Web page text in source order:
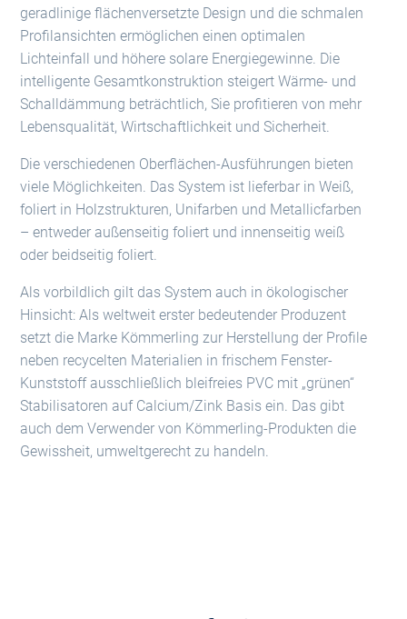
geradlinige flächenversetzte Design und die schmalen
Profilansichten ermöglichen einen optimalen
Lichteinfall und höhere solare Energiegewinne. Die
intelligente Gesamtkonstruktion steigert Wärme- und
Schalldämmung beträchtlich, Sie profitieren von mehr
Lebensqualität, Wirtschaftlichkeit und Sicherheit.
Die verschiedenen Oberflächen-Ausführungen bieten
viele Möglichkeiten. Das System ist lieferbar in Weiß,
foliert in Holzstrukturen, Unifarben und Metallicfarben
– entweder außenseitig foliert und innenseitig weiß
oder beidseitig foliert.
Als vorbildlich gilt das System auch in ökologischer
Hinsicht: Als weltweit erster bedeutender Produzent
setzt die Marke Kömmerling zur Herstellung der Profile
neben recycelten Materialien in frischem Fenster-
Kunststoff ausschließlich bleifreies PVC mit „grünen“
Stabilisatoren auf Calcium/Zink Basis ein. Das gibt
auch dem Verwender von Kömmerling-Produkten die
Gewissheit, umweltgerecht zu handeln.